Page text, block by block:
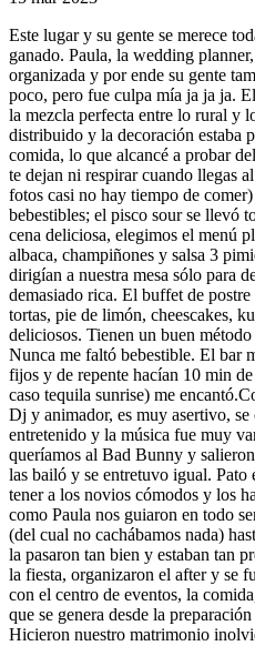
Este lugar y su gente se merece
ganado. Paula, la wedding
organizada y por ende su gente
poco, pero fue culpa mía ja ja ja.
la mezcla perfecta entre lo rural y
distribuido y la decoración estaba
comida, lo que alcancé a probar
te dejan ni respirar cuando llegas
fotos casi no hay tiempo de
bebestibles; el pisco sour se llevó
cena deliciosa, elegimos el menú
albaca, champiñones y salsa 3
dirigían a nuestra mesa sólo para
demasiado rica. El buffet de
tortas, pie de limón, cheescakes,
deliciosos. Tienen un buen
Nunca me faltó bebestible. El bar
fijos y de repente hacían 10 min
caso tequila sunrise) me
Dj y animador, es muy asertivo,
entretenido y la música fue muy
queríamos al Bad Bunny y
las bailó y se entretuvo igual. Pato
tener a los novios cómodos y los
como Paula nos guiaron en todo
(del cual no cachábamos nada)
la pasaron tan bien y estaban tan
la fiesta, organizaron el after y se
con el centro de eventos, la
que se genera desde la
Hicieron nuestro matrimonio